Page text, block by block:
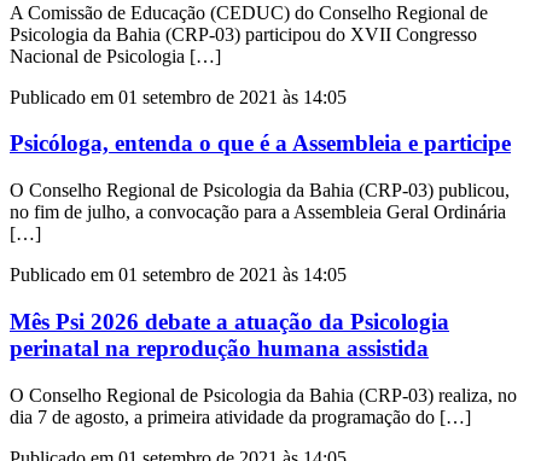
A Comissão de Educação (CEDUC) do Conselho Regional de
Psicologia da Bahia (CRP-03) participou do XVII Congresso
Nacional de Psicologia […]
Publicado em 01 setembro de 2021 às 14:05
Psicóloga, entenda o que é a Assembleia e participe
O Conselho Regional de Psicologia da Bahia (CRP-03) publicou,
no fim de julho, a convocação para a Assembleia Geral Ordinária
[…]
Publicado em 01 setembro de 2021 às 14:05
Mês Psi 2026 debate a atuação da Psicologia
perinatal na reprodução humana assistida
O Conselho Regional de Psicologia da Bahia (CRP-03) realiza, no
dia 7 de agosto, a primeira atividade da programação do […]